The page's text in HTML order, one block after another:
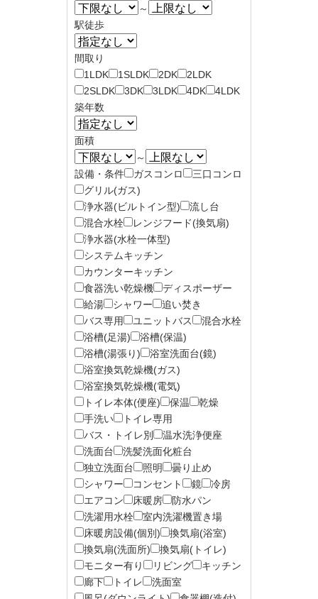
～
駅徒歩
間取り
1LDK
1SLDK 2DK
2LDK
2SLDK
3DK 3LDK 4DK
4LDK
築年数
面積
～
設備・条件
ガスコンロ
三口コンロ
グリル(ガス)
浄水器(ビルトイン型)
流し台
混合水栓
レンジフード(換気扇)
浄水器(水栓一体型)
システムキッチン
カウンターキッチン
食器洗い乾燥機
ディスポーザー
給湯
シャワー
追い焚き
バス専用
ユニットバス
混合水栓
浴槽(足湯)
浴槽(保温)
浴槽(湯張り)
浴室洗面台(鏡)
浴室換気乾燥機(ガス)
浴室換気乾燥機(電気)
トイレ本体(便座)
保温
乾燥
手洗い
トイレ専用
バス・トイレ別
温水洗浄便座
洗面台
洗髪洗面化粧台
独立洗面台
照明
曇り止め
シャワー
コンセント 鏡
冷房
エアコン
床暖房
防水パン
洗濯用水栓
室内洗濯機置き場
床暖房設備(個別)
換気扇(浴室)
換気扇(洗面所)
換気扇(トイレ)
モニター有り
リビング
キッチン
廊下
トイレ
洗面室